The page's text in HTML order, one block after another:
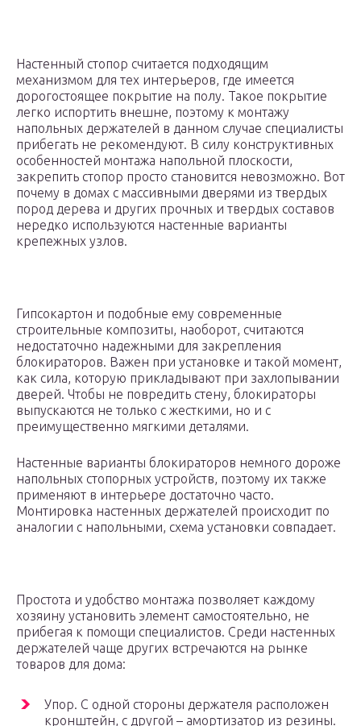
Настенный стопор считается подходящим
механизмом для тех интерьеров, где имеется
дорогостоящее покрытие на полу. Такое покрытие
легко испортить внешне, поэтому к монтажу
напольных держателей в данном случае специалисты
прибегать не рекомендуют. В силу конструктивных
особенностей монтажа напольной плоскости,
закрепить стопор просто становится невозможно. Вот
почему в домах с массивными дверями из твердых
пород дерева и других прочных и твердых составов
нередко используются настенные варианты
крепежных узлов.
Гипсокартон и подобные ему современные
строительные композиты, наоборот, считаются
недостаточно надежными для закрепления
блокираторов. Важен при установке и такой момент,
как сила, которую прикладывают при захлопывании
дверей. Чтобы не повредить стену, блокираторы
выпускаются не только с жесткими, но и с
преимущественно мягкими деталями.
Настенные варианты блокираторов немного дороже
напольных стопорных устройств, поэтому их также
применяют в интерьере достаточно часто.
Монтировка настенных держателей происходит по
аналогии с напольными, схема установки совпадает.
Простота и удобство монтажа позволяет каждому
хозяину установить элемент самостоятельно, не
прибегая к помощи специалистов. Среди настенных
держателей чаще других встречаются на рынке
товаров для дома:
Упор. С одной стороны держателя расположен
кронштейн, с другой – амортизатор из резины.